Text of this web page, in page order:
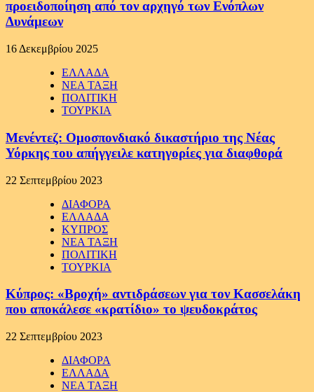
προειδοποίηση από τον αρχηγό των Ενόπλων
Δυνάμεων
16 Δεκεμβρίου 2025
ΕΛΛΑΔΑ
ΝΕΑ ΤΑΞΗ
ΠΟΛΙΤΙΚΗ
ΤΟΥΡΚΙΑ
Μενέντεζ: Ομοσπονδιακό δικαστήριο της Νέας
Υόρκης του απήγγειλε κατηγορίες για διαφθορά
22 Σεπτεμβρίου 2023
ΔΙΑΦΟΡΑ
ΕΛΛΑΔΑ
ΚΥΠΡΟΣ
ΝΕΑ ΤΑΞΗ
ΠΟΛΙΤΙΚΗ
ΤΟΥΡΚΙΑ
Κύπρος: «Βροχή» αντιδράσεων για τον Κασσελάκη
που αποκάλεσε «κρατίδιο» το ψευδοκράτος
22 Σεπτεμβρίου 2023
ΔΙΑΦΟΡΑ
ΕΛΛΑΔΑ
ΝΕΑ ΤΑΞΗ